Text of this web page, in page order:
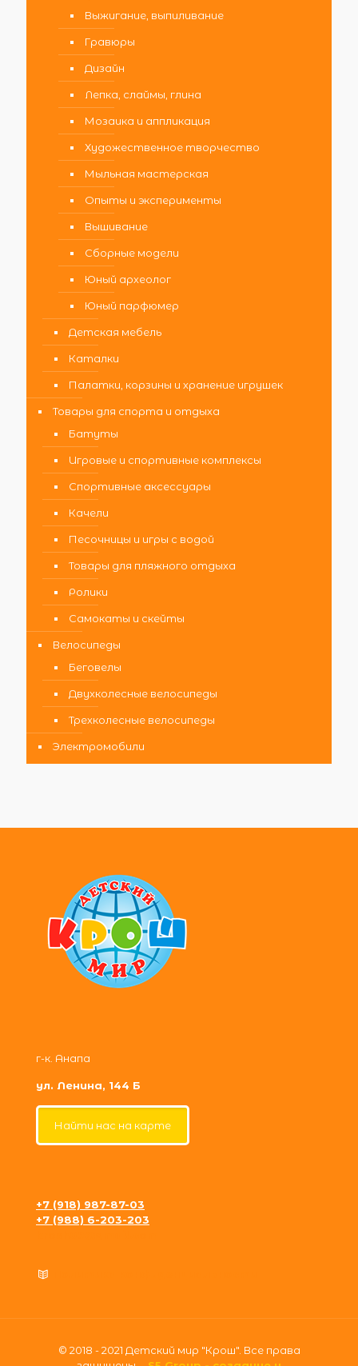
Выжигание, выпиливание
Гравюры
Дизайн
Лепка, слаймы, глина
Мозаика и аппликация
Художественное творчество
Мыльная мастерская
Опыты и эксперименты
Вышивание
Сборные модели
Юный археолог
Юный парфюмер
Детская мебель
Каталки
Палатки, корзины и хранение игрушек
Товары для спорта и отдыха
Батуты
Игровые и спортивные комплексы
Спортивные аксессуары
Качели
Песочницы и игры с водой
Товары для пляжного отдыха
Ролики
Самокаты и скейты
Велосипеды
Беговелы
Двухколесные велосипеды
Трехколесные велосипеды
Электромобили
г-к. Анапа
ул. Ленина, 144 Б
Найти нас на карте
+7 (918) 987-87-03
+7 (988) 6-203-203
© 2018 - 2021 Детский мир "Крош". Все права